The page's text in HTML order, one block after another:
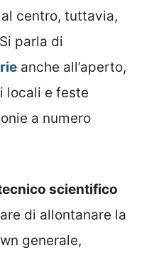
centro, tuttavia,
parla di
anche all’aperto,
locali e feste
a numero
scientifico
di allontanare la
generale,